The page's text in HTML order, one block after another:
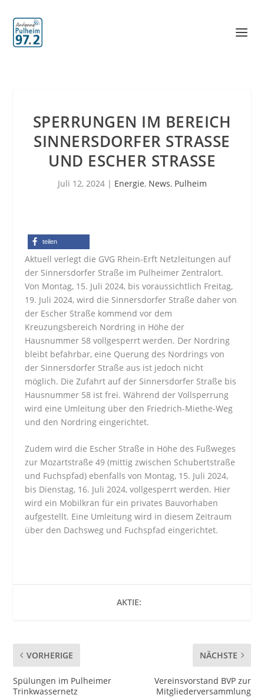
SPERRUNGEN IM BEREICH
SINNERSDORFER STRASSE U
ND ESCHER STRASSE
Juli 12, 2024| Energie, News, Pulheim
teilen
Aktuell verlegt die GVG Rhein-Erft Netzleitungen auf
der Sinnersdorfer Straße im Pulheimer Zentralort.
Von Montag, 15. Juli 2024, bis voraussichtlich Freitag,
19. Juli 2024, wird die Sinnersdorfer Straße daher von
der Escher Straße kommend vor dem
Kreuzungsbereich Nordring in Höhe der
Hausnummer 58 vollgesperrt werden. Der Nordring
bleibt befahrbar, eine Querung des Nordrings von
der Sinnersdorfer Straße aus ist jedoch nicht
möglich. Die Zufahrt auf der Sinnersdorfer Straße bis
Hausnummer 58 ist frei. Während der Vollsperrung
wird eine Umleitung über den Friedrich-Miethe-Weg
und den Nordring eingerichtet.
Zudem wird die Escher Straße in Höhe des Fußweges
zur Mozartstraße 49 (mittig zwischen Schubertstraße
und Fuchspfad) ebenfalls von Montag, 15. Juli 2024,
bis Dienstag, 16. Juli 2024, vollgesperrt werden. Hier
wird ein Mobilkran für ein privates Bauvorhaben
aufgestellt. Eine Umleitung wird in diesem Zeitraum
über den Dachsweg und Fuchspfad eingerichtet.
AKTIE:
VORHERIGE
Spülungen im Pulheimer
Trinkwassernetz
NÄCHSTE
Vereinsvorstand BVP zur
Mitgliederversammlung